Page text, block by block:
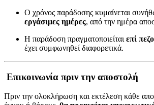
Ο χρόνος παράδοσης κυμαίνεται
εργάσιμες ημέρες, από την ημέρα
Η παράδοση πραγματοποιείται επί
έχει συμφωνηθεί διαφορετικά.
Επικοινωνία πριν την αποστολή
Πριν την ολοκλήρωση και εκτέλεση κάθε